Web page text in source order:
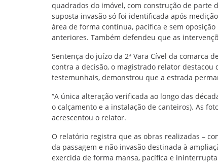
quadrados do imóvel, com construção de parte
suposta invasão só foi identificada após
área de forma contínua, pacífica e sem
anteriores. Também defendeu que as
Sentença do juízo da 2ª Vara Cível da comarca
contra a decisão, o magistrado relator
testemunhais, demonstrou que a estrada
“A única alteração verificada ao longo das
o calçamento e a instalação de canteiros). As
acrescentou o relator.
O relatório registra que as obras realizadas –
da passagem e não invasão destinada à
exercida de forma mansa, pacífica e